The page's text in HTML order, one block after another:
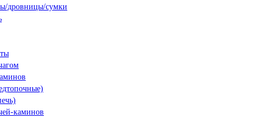
дровницы/сумки
каминов